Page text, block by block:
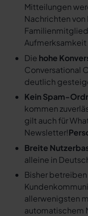
Mitteilungen
Nachrichten von
Die hohe
Conversational
deutlich
Kein Spam-
kommen
gilt auch für
Newsletter!
Breite
alleine in
Bisher
allerwenigsten
automatischem